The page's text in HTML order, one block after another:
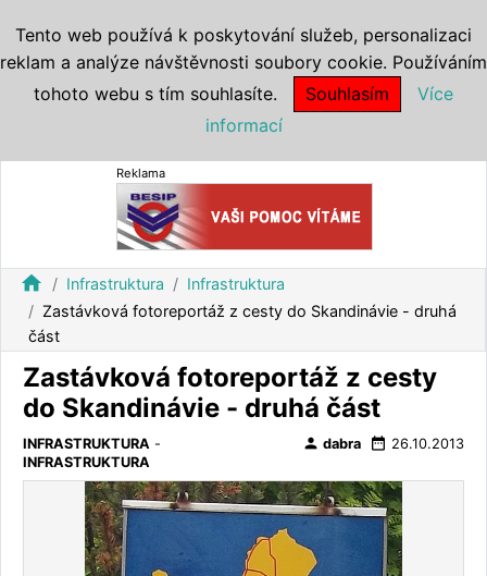
Reklama
home Infrastruktura
Infrastruktura
Zastávková fotoreportáž z cesty do Skandinávie - druhá
část
Zastávková fotoreportáž z cesty
do Skandinávie - druhá část
INFRASTRUKTURA -
INFRASTRUKTURA
person dabra date_range 26.10.2013
Tento web používá k poskytování služeb, personalizaci
reklam a analýze návštěvnosti soubory cookie. Používáním
tohoto webu s tím souhlasíte.
Souhlasím
Více
informací